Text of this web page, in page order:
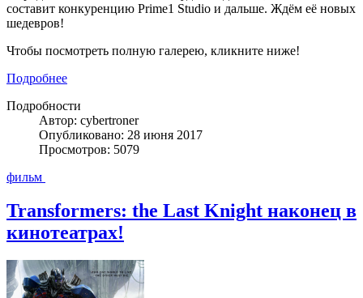
составит конкуренцию Prime1 Studio и дальше. Ждём её новых
шедевров!
Чтобы посмотреть полную галерею, кликните ниже!
Подробнее
Подробности
Автор: cybertroner
Опубликовано: 28 июня 2017
Просмотров: 5079
фильм
Transformers: the Last Knight наконец в
кинотеатрах!